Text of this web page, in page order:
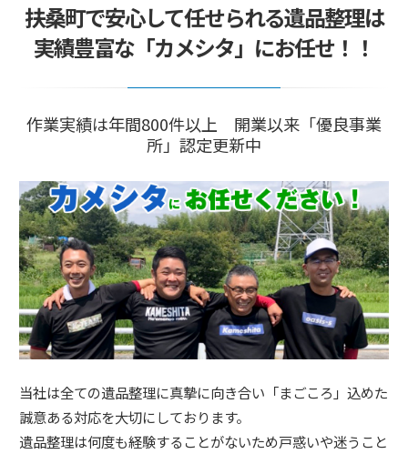
扶桑町で安心して任せられる遺品整理は
実績豊富な「カメシタ」にお任せ！！
作業実績は年間800件以上 開業以来「優良事業
所」認定更新中
当社は全ての遺品整理に真摯に向き合い「まごころ」込めた
誠意ある対応を大切にしております。
遺品整理は何度も経験することがないため戸惑いや迷うこと